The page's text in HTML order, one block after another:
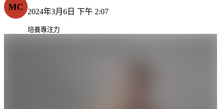
MC 2024年3月6日 下午 2:07
培養專注力